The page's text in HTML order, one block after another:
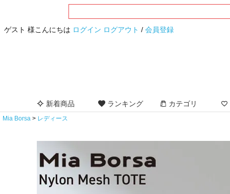
ゲスト 様こんにちは ログイン ログアウト / 会員登録
新着商品 ランキング カテゴリ
Mia Borsa レディース